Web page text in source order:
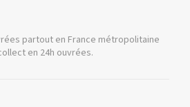
partout en France métropolitaine
en 24h ouvrées.